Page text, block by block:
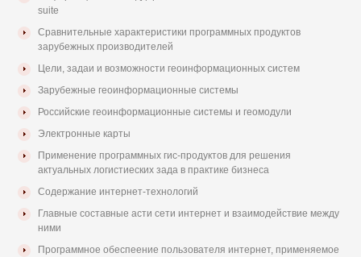
suite
Сравнительные характеристики программных продуктов
зарубежных производителей
Цели, задаи и возможности геоинформационных систем
Зарубежные геоинформационные системы
Российские геоинформационные системы и геомодули
Электронные карты
Применение программных гис-продуктов для решения
актуальных логистиеских зада в практике бизнеса
Содержание интернет-технологий
Главные составные асти сети интернет и взаимодействие между
ними
Программное обеспеение пользователя интернет, применяемое